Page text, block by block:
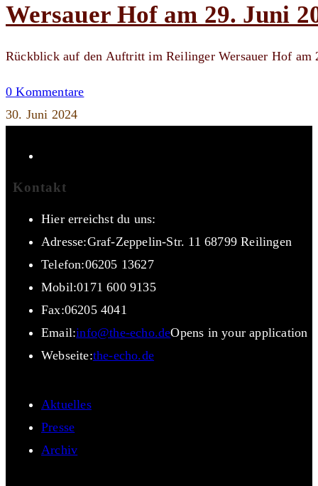
Wersauer Hof am 29. Juni
Rückblick auf den Auftritt im Reilinger Wersauer Hof am
0 Kommentare
30. Juni 2024
Kontakt
Hier erreichst du uns:
Adresse:Graf-Zeppelin-Str. 11 68799 Reilingen
Telefon:06205 13627
Mobil:0171 600 9135
Fax:06205 4041
Email:info@the-echo.deOpens in your application
Webseite:the-echo.de
Aktuelles
Presse
Archiv